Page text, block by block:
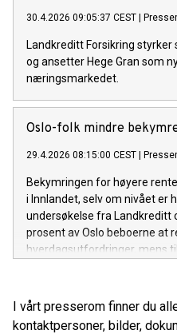
30.4.2026 09:05:37 CEST |
Landkreditt Forsikring
og ansetter Hege Gran som
næringsmarkedet.
Oslo-folk mindre
29.4.2026 08:15:00 CEST |
Bekymringen for høyere
i Innlandet, selv om nivået er
undersøkelse fra Landkreditt
prosent av Oslo beboerne at
hverdagsutfordringer, mens
I vårt presserom finner du
kontaktpersoner, bilder,